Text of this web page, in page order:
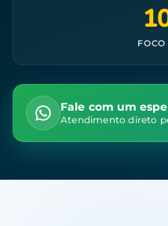
FOCO
Fale com um
Atendimento direto